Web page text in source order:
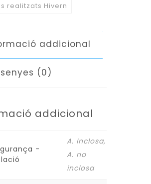
realitzats Hivern
addicional
(0)
addicional
-
A. Inclosa,
A. no
inclosa